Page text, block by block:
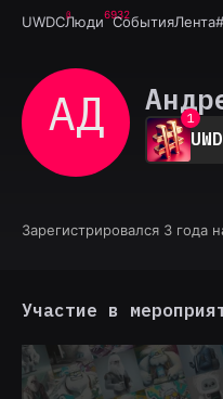
UWDCЛюди6932
СобытияЛента
АД
0
1
2
3
6
Зарегистрировался 3 года
Участие в